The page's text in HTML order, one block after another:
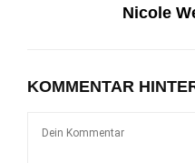
Nicole
KOMMENTAR